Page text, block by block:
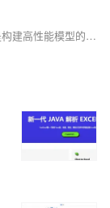
在自然语言处理（NLP）领域，高质量的标注数据是构建高性能模型的基础。然而，获取大量准确标注的数据往往面临成本高昂、耗时漫长、覆盖度不足等挑战。2025年，随着大模型技术的快速发展，数据质量和多样性对模型性能的影响愈发显著。数据增强作为一种有效扩充训练样本的技术手段，正成为解决数据稀缺问题的关键策略。